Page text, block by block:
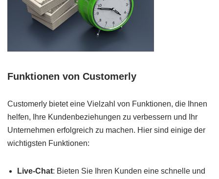
Funktionen von Customerly
Customerly bietet eine Vielzahl von Funktionen, die Ihnen
helfen, Ihre Kundenbeziehungen zu verbessern und Ihr
Unternehmen erfolgreich zu machen. Hier sind einige der
wichtigsten Funktionen:
Live-Chat: Bieten Sie Ihren Kunden eine schnelle und